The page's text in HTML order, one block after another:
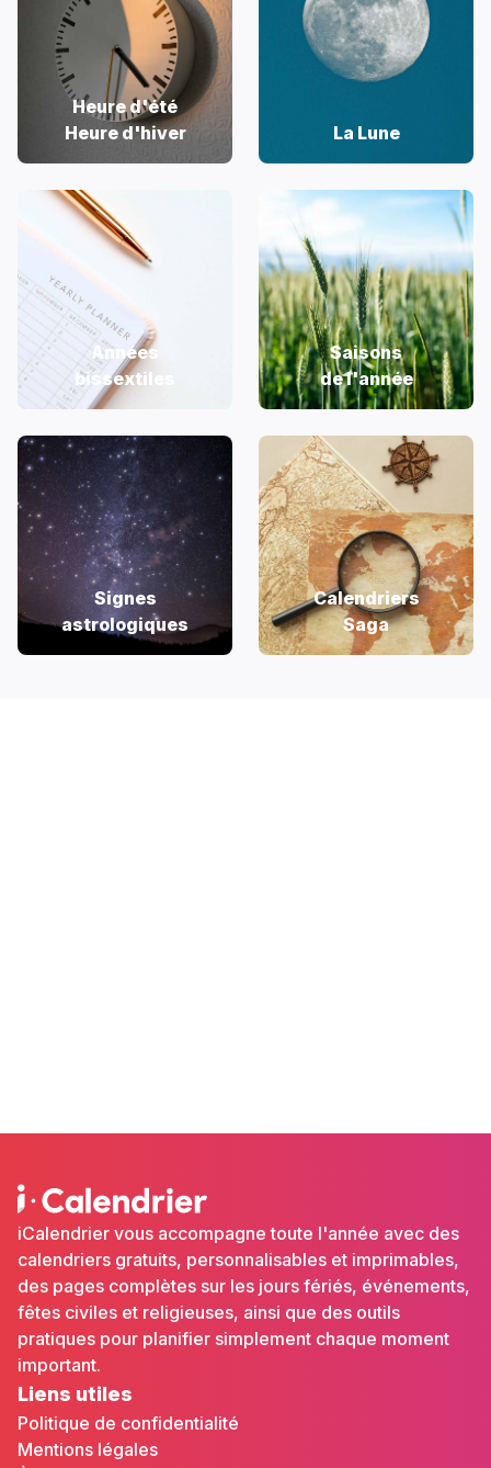
Heure d'été
Heure d'hiver
La Lune
Années
bissextiles
Saisons
de l'année
Signes
astrologiques
Calendriers
Saga
iCalendrier vous accompagne toute l'année avec des
calendriers gratuits, personnalisables et imprimables,
des pages complètes sur les jours fériés, événements,
fêtes civiles et religieuses, ainsi que des outils
pratiques pour planifier simplement chaque moment
important.
Liens utiles
Politique de confidentialité
Mentions légales